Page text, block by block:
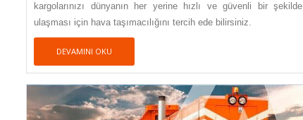
kargolarınızı dünyanın her yerine hızlı ve güvenli bir şekilde
ulaşması için hava taşımacılığını tercih ede bilirsiniz.
DEVAMINI OKU